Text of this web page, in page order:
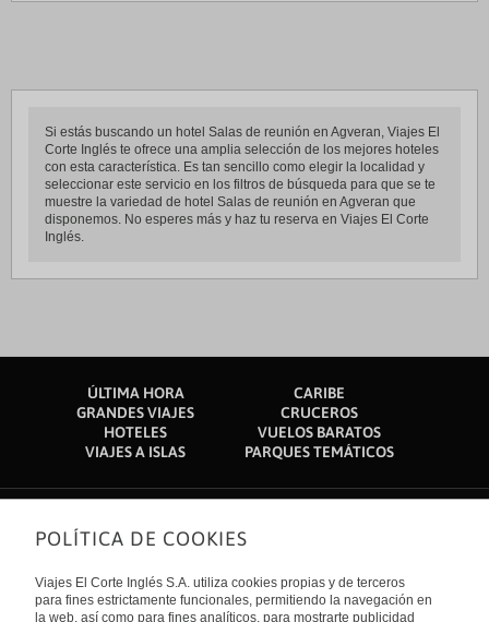
Si estás buscando un hotel Salas de reunión en Agveran, Viajes El
Corte Inglés te ofrece una amplia selección de los mejores hoteles
con esta característica. Es tan sencillo como elegir la localidad y
seleccionar este servicio en los filtros de búsqueda para que se te
muestre la variedad de hotel Salas de reunión en Agveran que
disponemos. No esperes más y haz tu reserva en Viajes El Corte
Inglés.
ÚLTIMA HORA
CARIBE
GRANDES VIAJES
CRUCEROS
HOTELES
VUELOS BARATOS
VIAJES A ISLAS
PARQUES TEMÁTICOS
Sobre nosotros
Quiénes somos
Financiación
Sostenibilidad
Enlaces de interés
POLÍTICA DE COOKIES
Viajes El Corte Inglés S.A. utiliza cookies propias y de terceros
para fines estrictamente funcionales, permitiendo la navegación en
la web, así como para fines analíticos, para mostrarte publicidad